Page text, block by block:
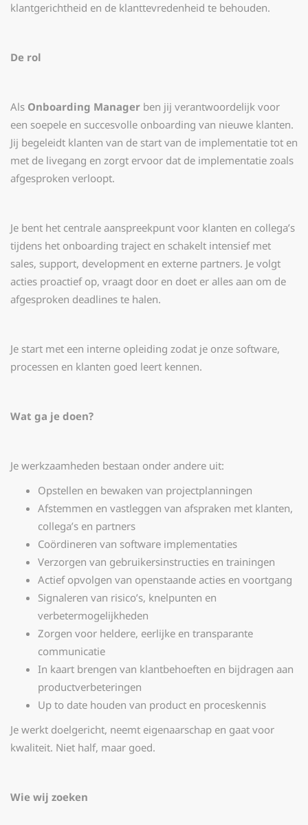
klantgerichtheid en de klanttevredenheid te behouden.
De rol
Als Onboarding Manager ben jij verantwoordelijk voor
een soepele en succesvolle onboarding van nieuwe klanten.
Jij begeleidt klanten van de start van de implementatie tot en
met de livegang en zorgt ervoor dat de implementatie zoals
afgesproken verloopt.
Je bent het centrale aanspreekpunt voor klanten en collega’s
tijdens het onboarding traject en schakelt intensief met
sales, support, development en externe partners. Je volgt
acties proactief op, vraagt door en doet er alles aan om de
afgesproken deadlines te halen.
Je start met een interne opleiding zodat je onze software,
processen en klanten goed leert kennen.
Wat ga je doen?
Je werkzaamheden bestaan onder andere uit:
Opstellen en bewaken van projectplanningen
Afstemmen en vastleggen van afspraken met klanten,
collega’s en partners
Coördineren van software implementaties
Verzorgen van gebruikersinstructies en trainingen
Actief opvolgen van openstaande acties en voortgang
Signaleren van risico’s, knelpunten en
verbetermogelijkheden
Zorgen voor heldere, eerlijke en transparante
communicatie
In kaart brengen van klantbehoeften en bijdragen aan
productverbeteringen
Up to date houden van product en proceskennis
Je werkt doelgericht, neemt eigenaarschap en gaat voor
kwaliteit. Niet half, maar goed.
Wie wij zoeken